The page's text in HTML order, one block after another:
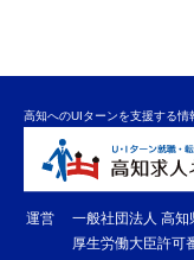
高知へのUIターンを支援する情
運営
一般社団法人 高
厚生労働大臣許可